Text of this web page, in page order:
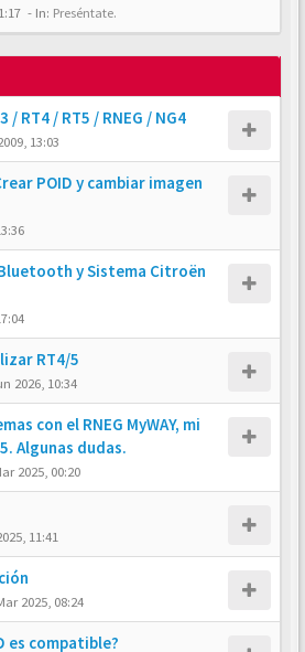
- In: Preséntate.
/ RT4 / RT5 / RNEG / NG4
13:03
POID y cambiar imagen
y Sistema Citroën
RT4/5
2026, 10:34
con el RNEG MyWAY, mi
Algunas dudas.
2025, 00:20
11:41
2025, 08:24
es compatible?